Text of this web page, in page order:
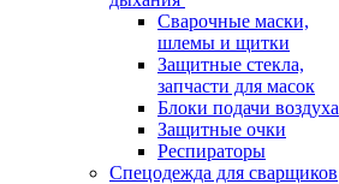
Сварочные маски,
шлемы и щитки
Защитные стекла,
запчасти для масок
Блоки подачи воздуха
Защитные очки
Респираторы
Спецодежда для сварщиков